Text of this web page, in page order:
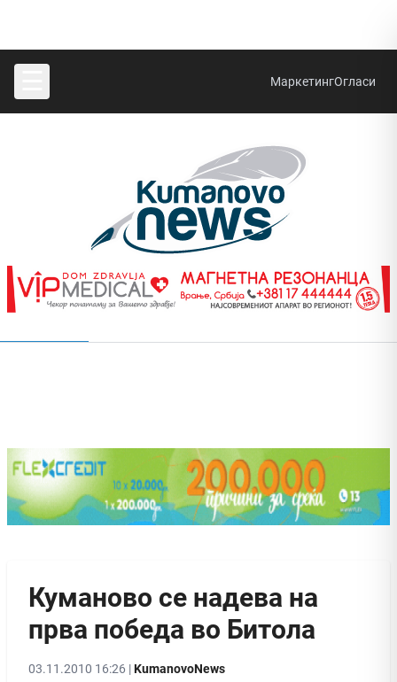
МаркетингОгласи
Куманово се надева на
прва победа во Битола
03.11.2010 16:26 |KumanovoNews